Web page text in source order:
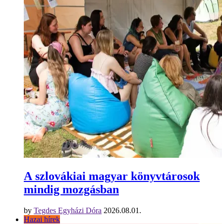
A szlovákiai magyar könyvtárosok
mindig mozgásban
by Tegdes Egyházi Dóra 2026.08.01.
Hazai hírek